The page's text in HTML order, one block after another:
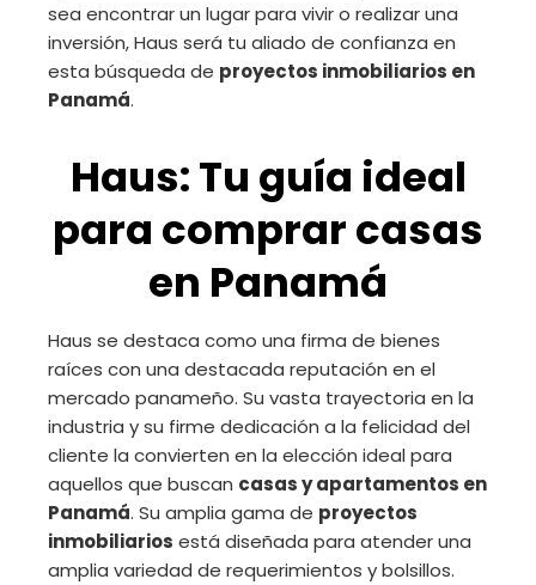
sea encontrar un lugar para vivir o realizar una
inversión, Haus será tu aliado de confianza en
esta búsqueda de proyectos inmobiliarios en
Panamá.
Haus: Tu guía ideal
para comprar casas
en Panamá
Haus se destaca como una firma de bienes
raíces con una destacada reputación en el
mercado panameño. Su vasta trayectoria en la
industria y su firme dedicación a la felicidad del
cliente la convierten en la elección ideal para
aquellos que buscan casas y apartamentos en
Panamá. Su amplia gama de proyectos
inmobiliarios está diseñada para atender una
amplia variedad de requerimientos y bolsillos.